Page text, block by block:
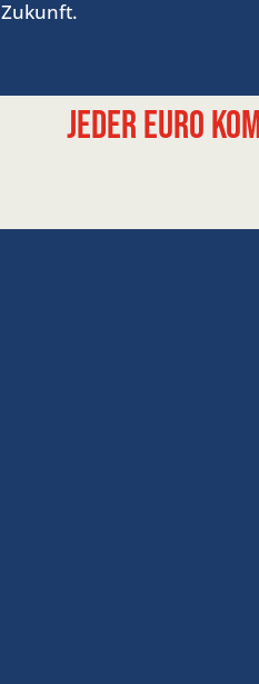
Zukunft.
Jeder Euro